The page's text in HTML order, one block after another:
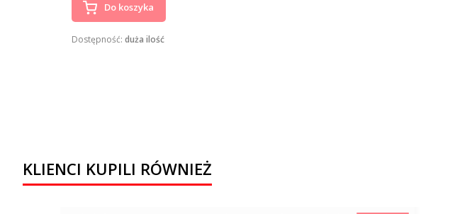
Do koszyka
Dostępność:duża ilość
KLIENCI KUPILI RÓWNIEŻ